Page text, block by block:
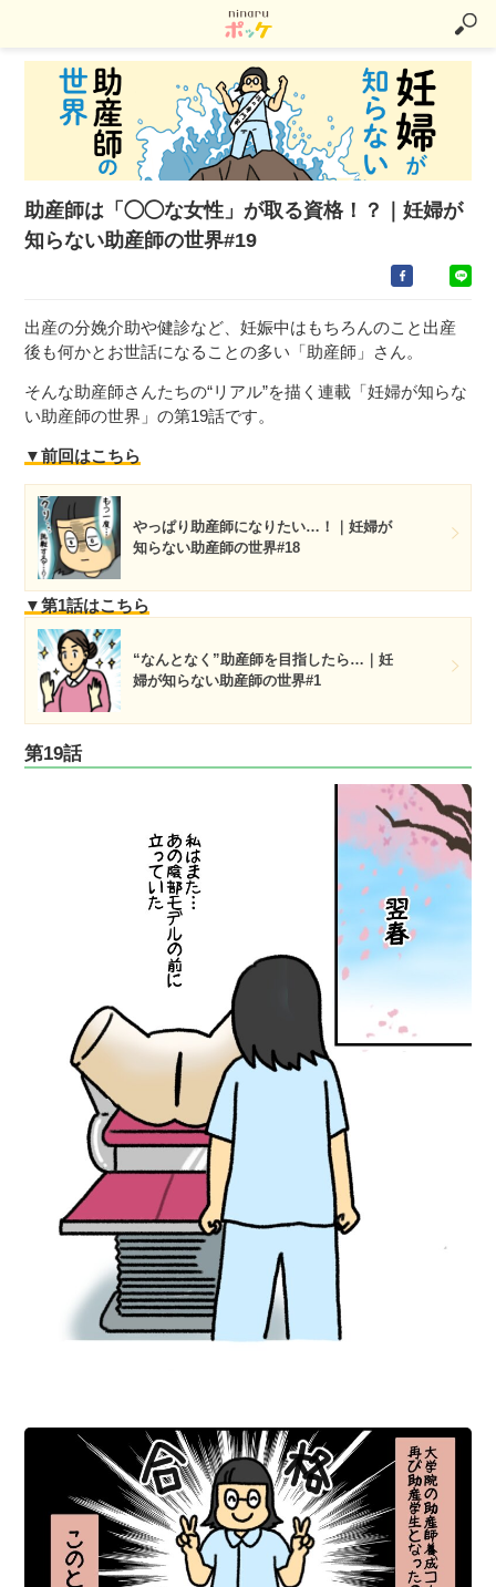
助産師は「◯◯な女性」が取る資格！？｜妊婦が
知らない助産師の世界#19
出産の分娩介助や健診など、妊娠中はもちろんのこと出産
後も何かとお世話になることの多い「助産師」さん。
そんな助産師さんたちの“リアル”を描く連載「妊婦が知らな
い助産師の世界」の第19話です。
▼前回はこちら
やっぱり助産師になりたい…！｜妊婦が
知らない助産師の世界#18
▼第1話はこちら
“なんとなく”助産師を目指したら…｜妊
婦が知らない助産師の世界#1
第19話